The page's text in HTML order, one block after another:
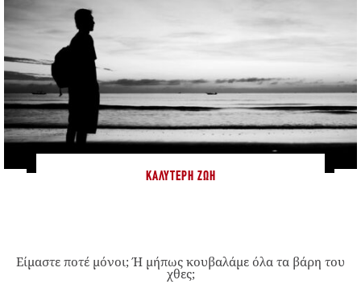
ΚΑΛΎΤΕΡΗ ΖΩΉ
Είμαστε ποτέ μόνοι; Ή μήπως κουβαλάμε όλα τα βάρη του
χθες;